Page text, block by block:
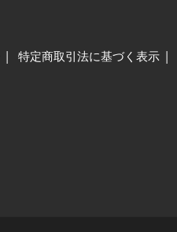
特定商取引法に基づく表示